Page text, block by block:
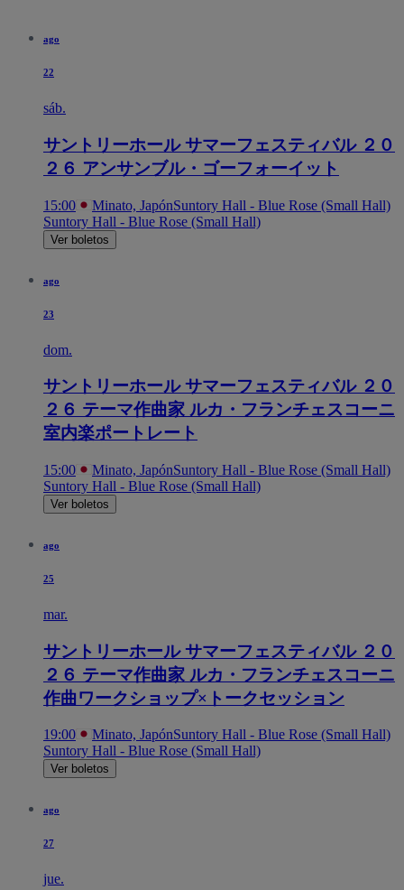
ago
22
sáb.
サントリーホール サマーフェスティバル ２０
２６ アンサンブル・ゴーフォーイット
15:00 Minato, JapónSuntory Hall - Blue Rose (Small Hall)
Suntory Hall - Blue Rose (Small Hall)
Ver boletos
ago
23
dom.
サントリーホール サマーフェスティバル ２０
２６ テーマ作曲家 ルカ・フランチェスコーニ
室内楽ポートレート
15:00 Minato, JapónSuntory Hall - Blue Rose (Small Hall)
Suntory Hall - Blue Rose (Small Hall)
Ver boletos
ago
25
mar.
サントリーホール サマーフェスティバル ２０
２６ テーマ作曲家 ルカ・フランチェスコーニ
作曲ワークショップ×トークセッション
19:00 Minato, JapónSuntory Hall - Blue Rose (Small Hall)
Suntory Hall - Blue Rose (Small Hall)
Ver boletos
ago
27
jue.